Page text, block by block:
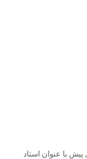
با عنوان استاد